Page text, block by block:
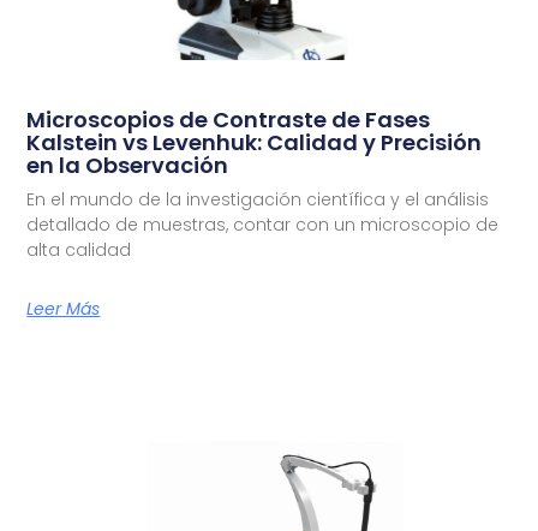
Microscopios de Contraste de Fases
Kalstein vs Levenhuk: Calidad y Precisión
en la Observación
En el mundo de la investigación científica y el análisis
detallado de muestras, contar con un microscopio de
alta calidad
Leer Más